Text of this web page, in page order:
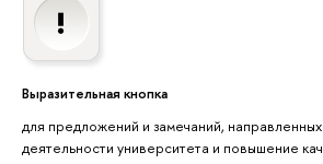
Выразительная кнопка
для предложений и замечаний,
деятельности университета и повышение